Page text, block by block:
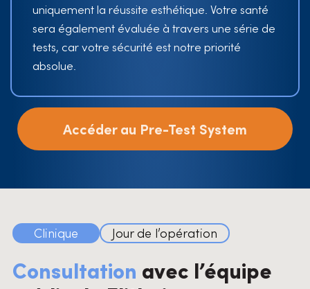
uniquement la réussite esthétique. Votre santé
sera également évaluée à travers une série de
tests, car votre sécurité est notre priorité
absolue.
Accéder au Pre-Test System
Clinique Jour de l’opération
Consultation avec l’équipe